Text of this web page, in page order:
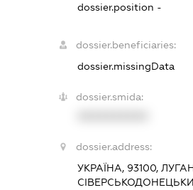
dossier.position -
dossier.beneficiaries:
dossier.missingData
dossier.smida:
dossier.address:
УКРАЇНА, 93100,